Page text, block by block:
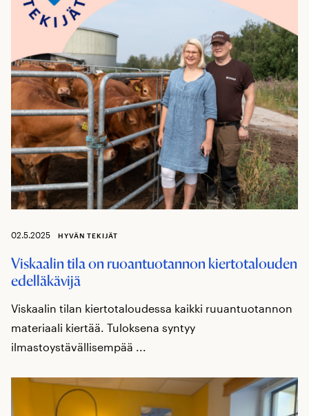
02.5.2025 HYVÄN TEKIJÄT
Viskaalin tila on ruoantuotannon kiertotalouden
edelläkävijä
Viskaalin tilan kiertotaloudessa kaikki ruuantuotannon
materiaali kiertää. Tuloksena syntyy
ilmastoystävällisempää ...